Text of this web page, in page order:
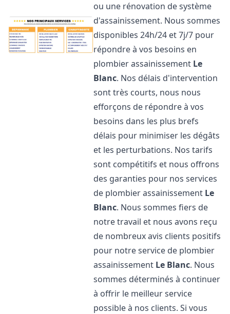
ou une rénovation de système
d'assainissement. Nous sommes
disponibles 24h/24 et 7j/7 pour
répondre à vos besoins en
plombier assainissement Le
Blanc. Nos délais d'intervention
sont très courts, nous nous
efforçons de répondre à vos
besoins dans les plus brefs
délais pour minimiser les dégâts
et les perturbations. Nos tarifs
sont compétitifs et nous offrons
des garanties pour nos services
de plombier assainissement Le
Blanc. Nous sommes fiers de
notre travail et nous avons reçu
de nombreux avis clients positifs
pour notre service de plombier
assainissement Le Blanc. Nous
sommes déterminés à continuer
à offrir le meilleur service
possible à nos clients. Si vous